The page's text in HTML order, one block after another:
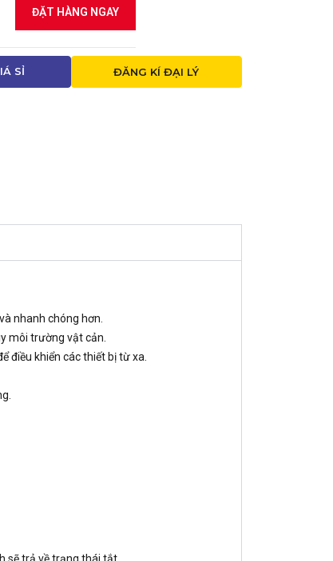
ĐẶT HÀNG NGAY
SỈ ĐĂNG KÍ ĐẠI LÝ
nhanh chóng hơn.
môi trường vật cản.
điều khiển các thiết bị từ xa.
sẽ trả về trạng thái tắt.